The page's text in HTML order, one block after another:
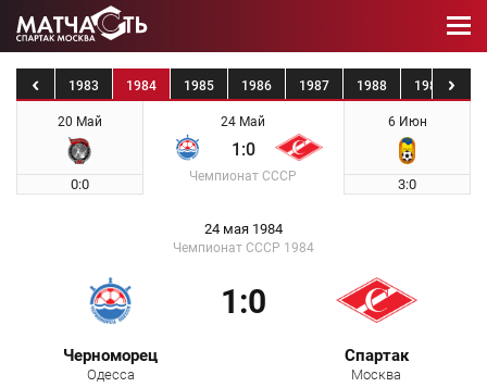
1982 1983 1984 1985 1986 1987 1988 1989
20 Май
0:0
24 Май
1:0
Чемпионат СССР
6 Июн
3:0
24 мая 1984
Чемпионат СССР 1984
Черноморец
Одесса
1:0
Спартак
Москва